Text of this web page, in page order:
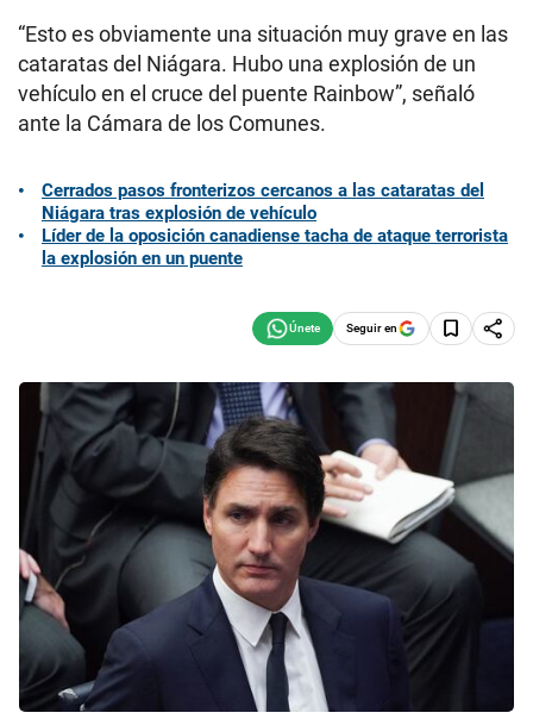
“Esto es obviamente una situación muy grave en las
cataratas del Niágara. Hubo una explosión de un
vehículo en el cruce del puente Rainbow”, señaló
ante la Cámara de los Comunes.
Cerrados pasos fronterizos cercanos a las cataratas del
Niágara tras explosión de vehículo
Líder de la oposición canadiense tacha de ataque terrorista
la explosión en un puente
Seguir en